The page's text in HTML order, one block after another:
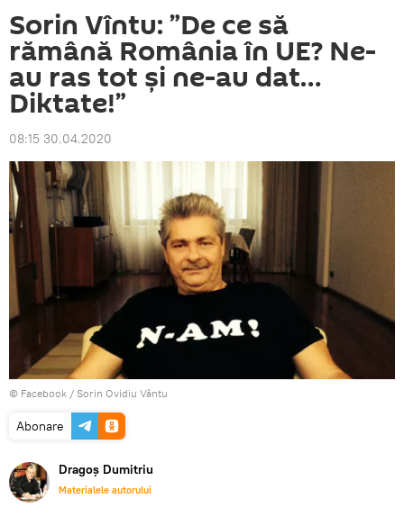
Sorin Vîntu: ”De ce să
rămână România în UE? Ne-
au ras tot și ne-au dat…
Diktate!”
08:15 30.04.2020
© Facebook / Sorin Ovidiu Vântu
Abonare
Dragoș Dumitriu
Materialele autorului